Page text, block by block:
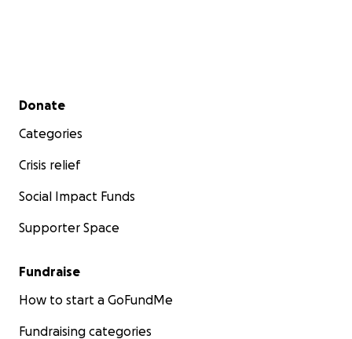
Secondary menu
Donate
Categories
Crisis relief
Social Impact Funds
Supporter Space
Fundraise
How to start a GoFundMe
Fundraising categories